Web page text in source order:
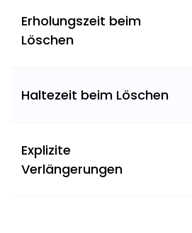
Erholungszeit beim
Löschen
Haltezeit beim Löschen
Explizite
Verlängerungen